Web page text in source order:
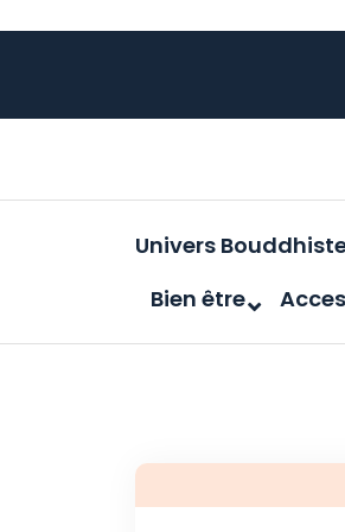
bouda.fr
Univers
Bien être